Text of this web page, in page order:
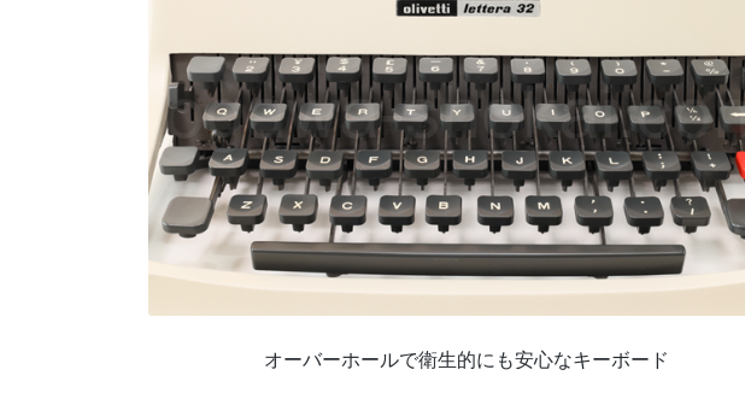
オーバーホールで衛生的にも安心なキーボード